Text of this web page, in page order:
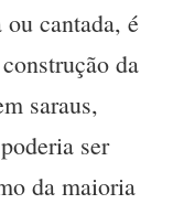
ou cantada, é
da
saraus,
ser
da maioria